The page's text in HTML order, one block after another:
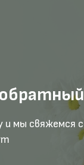
мы свяжемся